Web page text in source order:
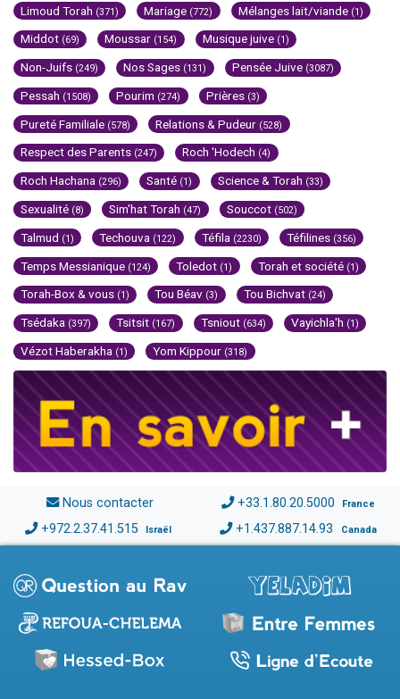
Limoud Torah (371) Mariage (772) Mélanges lait/viande (1)
Middot (69) Moussar (154) Musique juive (1)
Non-Juifs (249) Nos Sages (131) Pensée Juive (3087)
Pessah (1508) Pourim (274) Prières (3)
Pureté Familiale (578) Relations & Pudeur (528)
Respect des Parents (247) Roch 'Hodech (4)
Roch Hachana (296) Santé (1) Science & Torah (33)
Sexualité (8) Sim'hat Torah (47) Souccot (502)
Talmud (1) Techouva (122) Téfila (2230) Téfilines (356)
Temps Messianique (124) Toledot (1) Torah et société (1)
Torah-Box & vous (1) Tou Béav (3) Tou Bichvat (24)
Tsédaka (397) Tsitsit (167) Tsniout (634) Vayichla'h (1)
Vézot Haberakha (1) Yom Kippour (318)
Nous contacter +33.1.80.20.5000 France
+972.2.37.41.515 Israël +1.437.887.14.93 Canada